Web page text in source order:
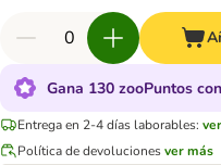
Gana 130 zooPuntos
Entrega en 2-4 días laborables:
Política de devolucionesver más